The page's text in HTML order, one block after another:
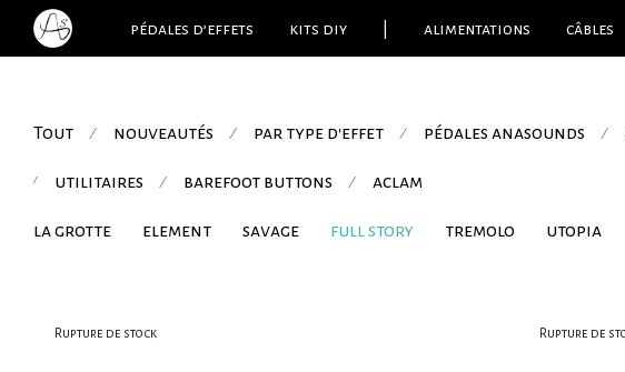
pédales d’effets kits diy alimentations câbles
Tout ⁄ nouveautés ⁄ par type d'effet ⁄ pédales anasounds ⁄
⁄ utilitaires ⁄ barefoot buttons ⁄ aclam
la grotte element savage full story tremolo utopia